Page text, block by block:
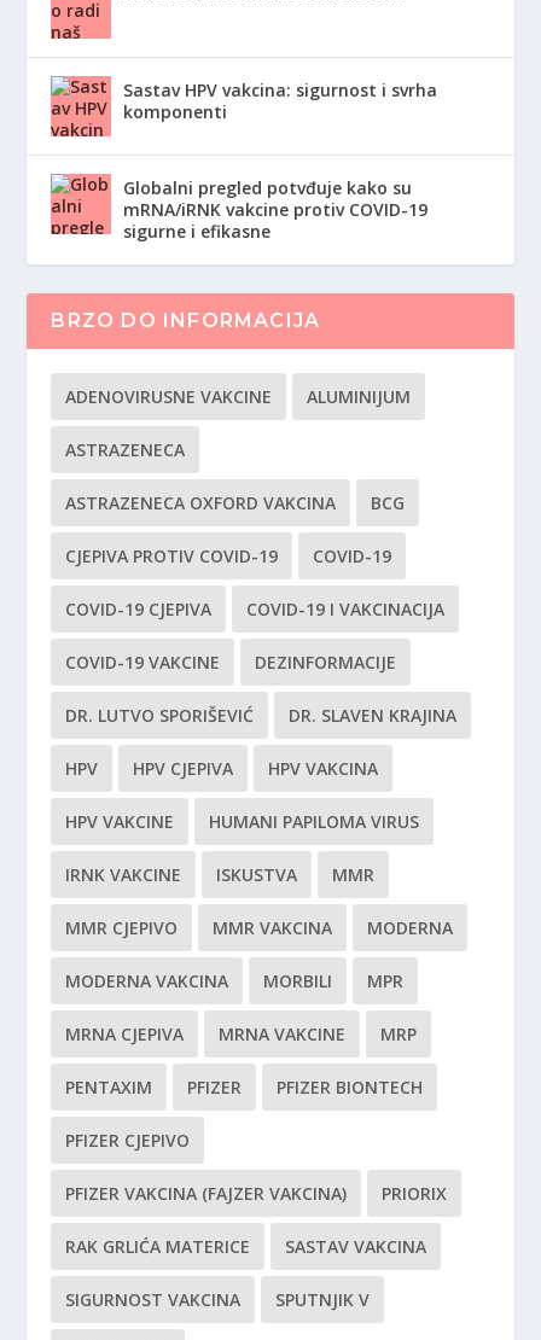
Sastav HPV vakcina: sigurnost i svrha
komponenti
Globalni pregled potvđuje kako su
mRNA/iRNK vakcine protiv COVID-19
sigurne i efikasne
BRZO DO INFORMACIJA
ADENOVIRUSNE VAKCINE ALUMINIJUM
ASTRAZENECA
ASTRAZENECA OXFORD VAKCINA BCG
CJEPIVA PROTIV COVID-19 COVID-19
COVID-19 CJEPIVA COVID-19 I VAKCINACIJA
COVID-19 VAKCINE DEZINFORMACIJE
DR. LUTVO SPORIŠEVIĆ DR. SLAVEN KRAJINA
HPV HPV CJEPIVA HPV VAKCINA
HPV VAKCINE HUMANI PAPILOMA VIRUS
IRNK VAKCINE ISKUSTVA MMR
MMR CJEPIVO MMR VAKCINA MODERNA
MODERNA VAKCINA MORBILI MPR
MRNA CJEPIVA MRNA VAKCINE MRP
PENTAXIM PFIZER PFIZER BIONTECH
PFIZER CJEPIVO
PFIZER VAKCINA (FAJZER VAKCINA) PRIORIX
RAK GRLIĆA MATERICE SASTAV VAKCINA
SIGURNOST VAKCINA SPUTNJIK V